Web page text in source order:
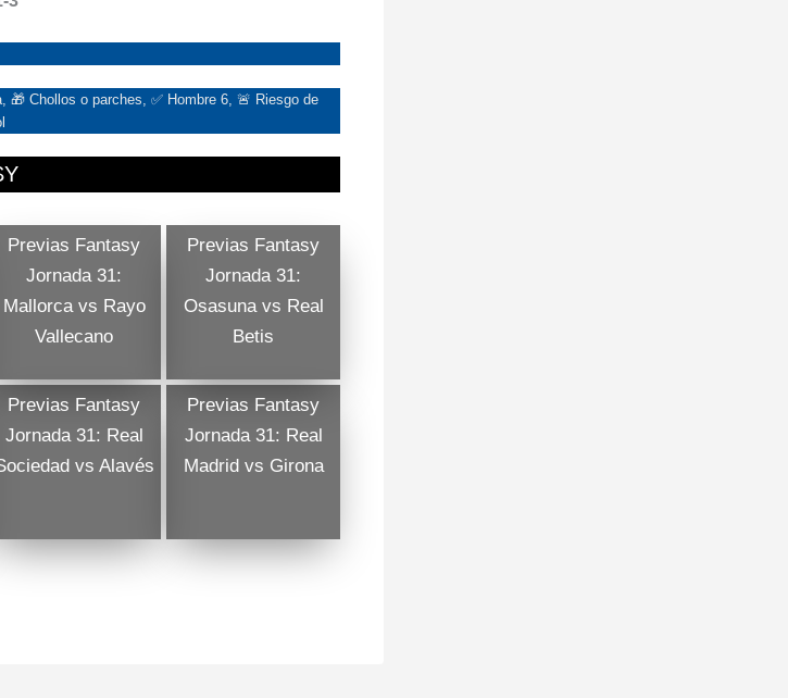
Chollos o parches, ✅ Hombre 6, 🚨 Riesgo de
Previas Fantasy
Jornada 31:
Mallorca vs Rayo
Vallecano
Previas Fantasy
Jornada 31:
Osasuna vs Real
Betis
Previas Fantasy
Jornada 31: Real
vs Alavés
Previas Fantasy
Jornada 31: Real
Madrid vs Girona